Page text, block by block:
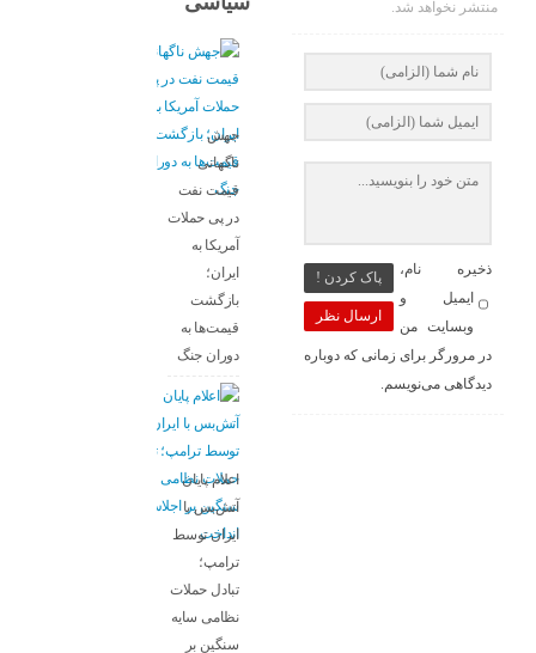
منتشر نخواهد شد.
ارسال نظر
پاک کردن !
ذخیره نام،
ایمیل و
وبسایت من
در مرورگر برای زمانی که دوباره
دیدگاهی می‌نویسم.
جهش
ناگهانی
قیمت نفت
در پی حملات
آمریکا به
ایران؛
بازگشت
قیمت‌ها به
دوران جنگ
اعلام پایان
آتش‌بس با
ایران توسط
ترامپ؛
تبادل حملات
نظامی سایه
سنگین بر